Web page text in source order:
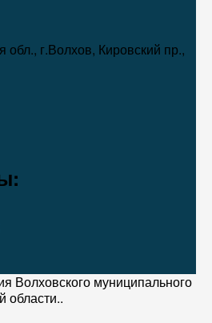
обл., г.Волхов, Кировский пр.,
Волховского муниципального
области..